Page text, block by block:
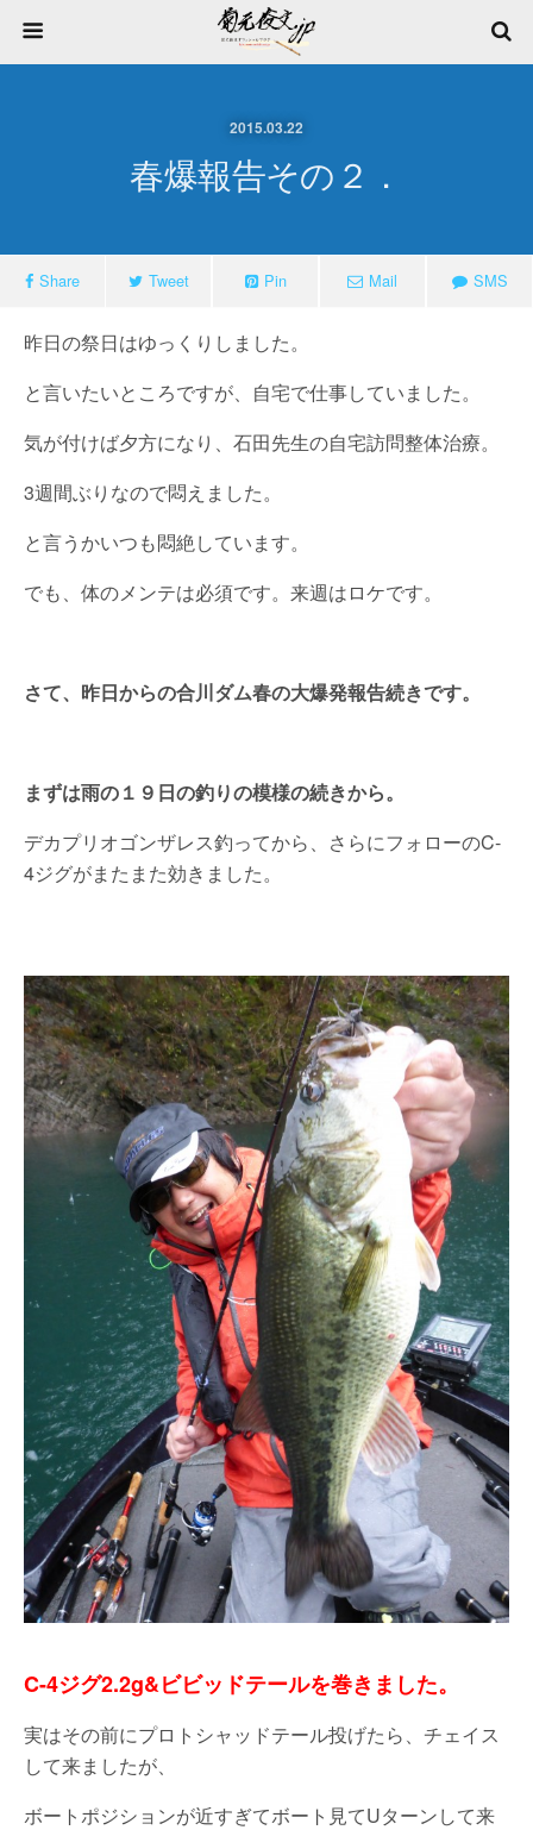
2015.03.22
春爆報告その２．
Share Tweet Pin Mail SMS
昨日の祭日はゆっくりしました。
と言いたいところですが、自宅で仕事していました。
気が付けば夕方になり、石田先生の自宅訪問整体治療。
3週間ぶりなので悶えました。
と言うかいつも悶絶しています。
でも、体のメンテは必須です。来週はロケです。
さて、昨日からの合川ダム春の大爆発報告続きです。
まずは雨の１９日の釣りの模様の続きから。
デカプリオゴンザレス釣ってから、さらにフォローのC-
4ジグがまたまた効きました。
C-4ジグ2.2g&ビビッドテールを巻きました。
実はその前にプロトシャッドテール投げたら、チェイス
して来ましたが、
ボートポジションが近すぎてボート見てUターンして来